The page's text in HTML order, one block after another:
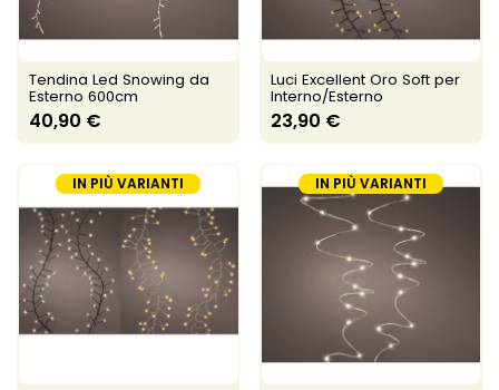
Tendina Led Snowing da
Esterno 600cm
40,90 €
Luci Excellent Oro Soft per
Interno/Esterno
23,90 €
IN PIÙ VARIANTI IN PIÙ VARIANTI